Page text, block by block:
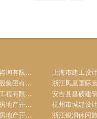
浙江建院工程咨询有限公司
红心美凯龙控股集团有限公司
杭州环保成套工程有限公司
浙江绿城元和房地产开发有限公司
浙江绿城元和房地产开发有限公司
上海市建工设
浙江凤凰国际
安吉县昌硕建
杭州市城建设
浙江银润休闲